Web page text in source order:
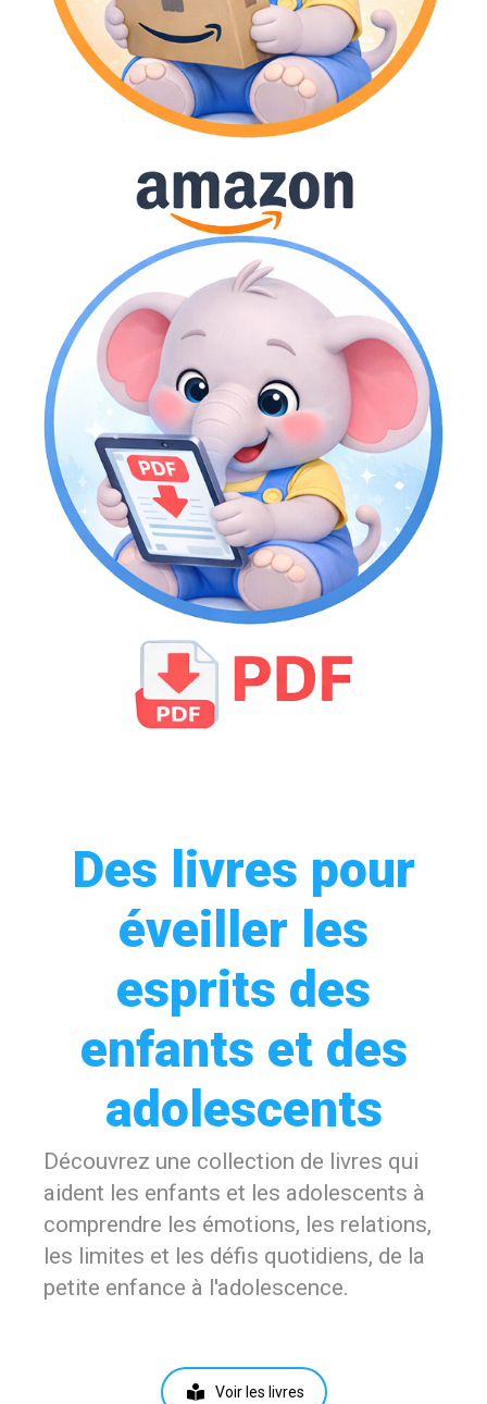
Des livres pour
éveiller les
esprits des
enfants et des
adolescents
Découvrez une collection de livres qui
aident les enfants et les adolescents à
comprendre les émotions, les relations,
les limites et les défis quotidiens, de la
petite enfance à l'adolescence.
Voir les livres